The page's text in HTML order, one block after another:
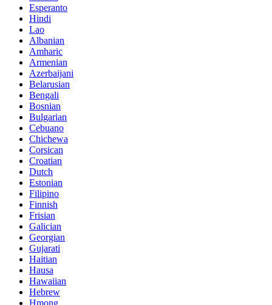
Esperanto
Hindi
Lao
Albanian
Amharic
Armenian
Azerbaijani
Belarusian
Bengali
Bosnian
Bulgarian
Cebuano
Chichewa
Corsican
Croatian
Dutch
Estonian
Filipino
Finnish
Frisian
Galician
Georgian
Gujarati
Haitian
Hausa
Hawaiian
Hebrew
Hmong